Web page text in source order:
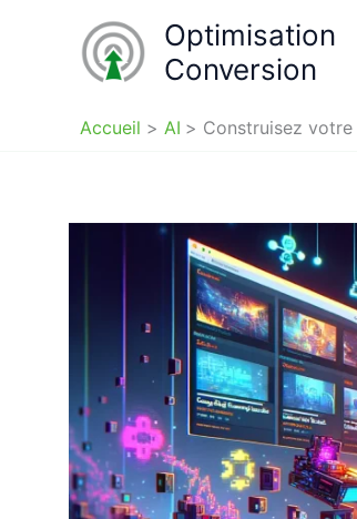
Optimisation
Conversion
Accueil AI Construisez